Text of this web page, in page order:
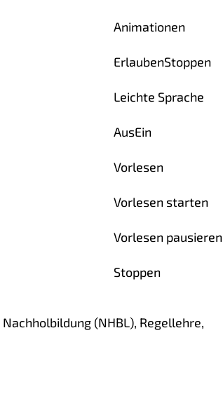
Animationen
ErlaubenStoppen
Leichte Sprache
AusEin
Vorlesen
Vorlesen starten
Vorlesen pausieren
Stoppen
(NHBL), Regellehre,